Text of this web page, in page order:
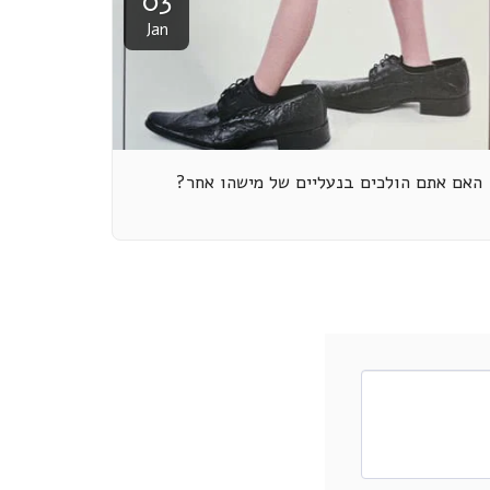
Jan
האם אתם הולכים בנעליים של מישהו אחר?